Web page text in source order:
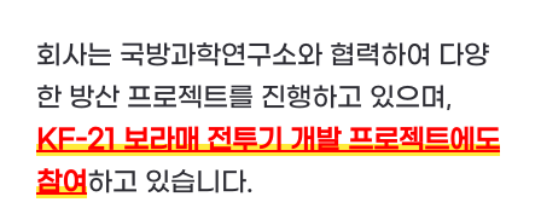
회사는 국방과학연구소와 협력하여 다양
한 방산 프로젝트를 진행하고 있으며,
KF-21 보라매 전투기 개발 프로젝트에도
참여하고 있습니다.